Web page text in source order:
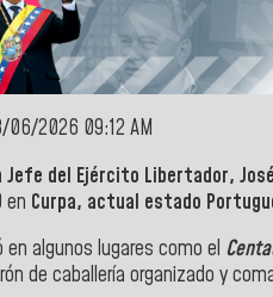
06/2026 09:12 AM
Jefe del Ejército Libertador,
en Curpa, actual estado
en algunos lugares como el
de caballería organizado y